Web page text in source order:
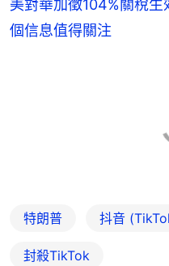
美對華加徵104%關稅
個信息值得關注
特朗普 抖音
封殺TikTok